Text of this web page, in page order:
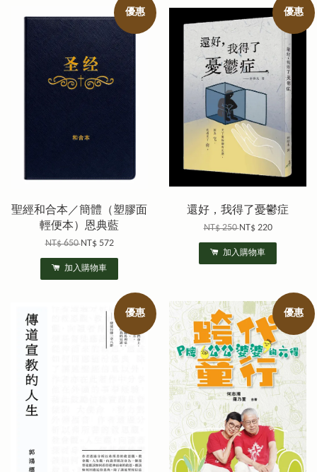
優惠
聖經和合本／簡體（塑膠面
輕便本）恩典藍
NT$ 650NT$ 572
加入購物車
優惠
還好，我得了憂鬱症
NT$ 250NT$ 220
加入購物車
優惠 優惠